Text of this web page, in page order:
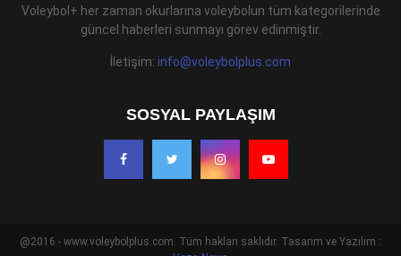
Voleybol+ her zaman okurlarına voleybolun tüm kategorilerinde
güncel haberleri sunmayı görev edinmiştir.
İletişim: info@voleybolplus.com
SOSYAL PAYLAŞIM
@2016 - www.voleybolplus.com. Tüm hakları saklıdır. Tasarım ve Yazılım :